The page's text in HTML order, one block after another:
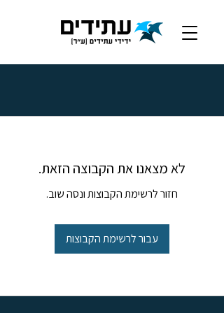
לא מצאנו את הקבוצה הזאת.
חזור לרשימת הקבוצות ונסה שוב.
עבור לרשימת הקבוצות